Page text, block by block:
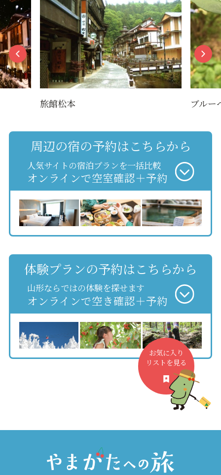
旅館松本 ブルー
周辺の宿の予約はこちらから
人気サイトの宿泊プランを一括比較
オンラインで空室確認＋予約
体験プランの予約はこちらから
山形ならではの体験を探せます
オンラインで空き確認＋予約
お気に入り
リストを見る